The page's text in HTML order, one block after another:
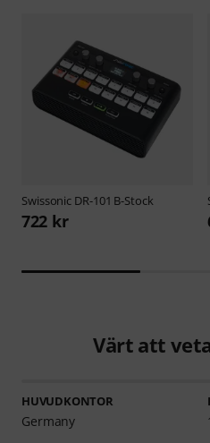
Swissonic DR-101 B-Stock
722 kr
Värt att
HUVUDKONTOR
Germany